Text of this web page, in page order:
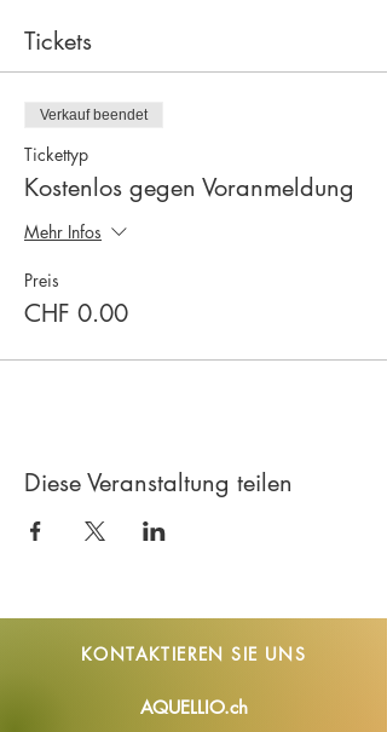
Tickets
Verkauf beendet
Tickettyp
Kostenlos gegen Voranmeldung
Mehr Infos
Preis
CHF 0.00
Diese Veranstaltung teilen
KONTAKTIEREN SIE UNS
AQUELLIO.ch